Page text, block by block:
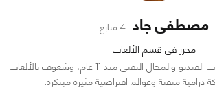
مصطفى جاد 4 متابع
محرر في قسم الألعاب
مراجع ومحرر لأخبار ألعاب الفيديو والمجال التقني منذ 11 عام، وشغوف بالألعاب
درامية متقنة وعوالم افتراضية مثيرة مبتكرة.